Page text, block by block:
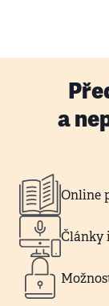
a
Online
Články